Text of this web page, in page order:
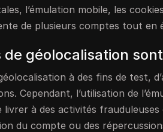
l’émulation mobile, les
de plusieurs comptes tout en
de géolocalisation
à des fins de test,
Cependant, l’utilisation de
livrer à des activités
du compte ou des